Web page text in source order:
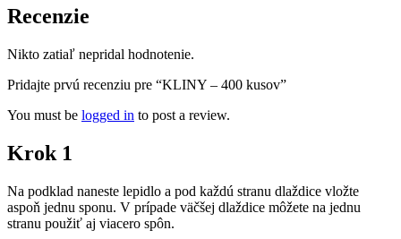
Recenzie
Nikto zatiaľ nepridal hodnotenie.
Pridajte prvú recenziu pre “KLINY – 400 kusov”
You must be logged in to post a review.
Krok 1
Na podklad naneste lepidlo a pod každú stranu dlaždice vložte
aspoň jednu sponu. V prípade väčšej dlaždice môžete na jednu
stranu použiť aj viacero spôn.